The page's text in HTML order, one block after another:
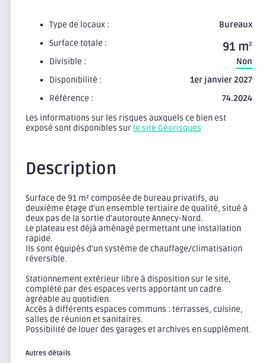
Type de locaux :
Bureaux
Surface totale :
91 m2
Divisible :
Non
Disponibilité :
1er janvier 2027
Référence :
74.2024
Les informations sur les risques auxquels ce bien est
exposé sont disponibles sur le site Géorisques
Description
Surface de 91 m² composée de bureau privatifs, au
deuxième étage d'un ensemble tertiaire de qualité, situé à
deux pas de la sortie d'autoroute Annecy-Nord.
Le plateau est déjà aménagé permettant une installation
rapide.
Ils sont équipés d'un système de chauffage/climatisation
réversible.
Stationnement extérieur libre à disposition sur le site,
complété par des espaces verts apportant un cadre
agréable au quotidien.
Accès à différents espaces communs : terrasses, cuisine,
salles de réunion et sanitaires.
Possibilité de louer des garages et archives en supplément.
Autres détails